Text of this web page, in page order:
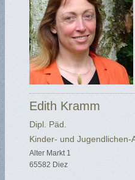
Edith Kramm
Dipl. Päd.
Kinder- und Jugendlichen-
Alter Markt 1
65582 Diez